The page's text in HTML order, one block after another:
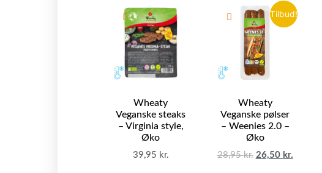
Wheaty
Veganske steaks
– Virginia style,
Øko
39,95 kr.
Tilbud!
Wheaty
Veganske pølser
– Weenies 2.0 –
Øko
28,95kr. 26,50 kr.